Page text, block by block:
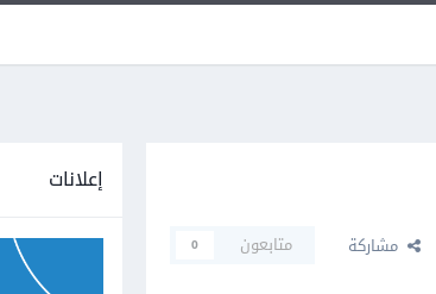
مشاركة متابعون 0
إعلانات